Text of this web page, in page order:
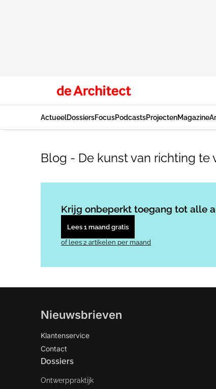
ActueelDossiersFocusPodcastsProjectenMagazine
Blog - De kunst van richting
Krijg onbeperkt toegang tot alle
Lees 1 maand gratis
of lees 2 artikelen per maand
Nieuwsbrieven
Klantenservice
Contact
Dossiers
Ontwerppraktijk